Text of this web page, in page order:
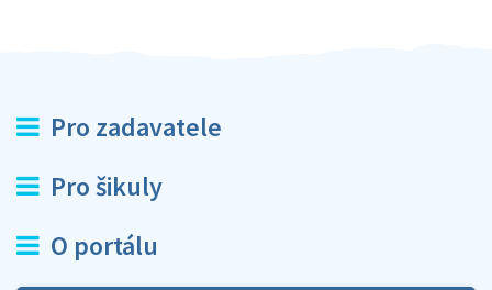
Pro zadavatele
Pro šikuly
O portálu